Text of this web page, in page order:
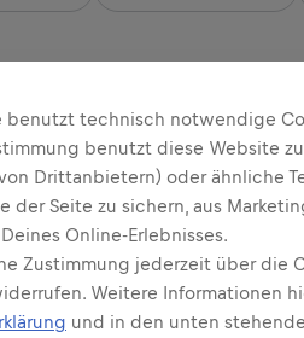
benutzt technisch notwendige
benutzt diese Website
Drittanbietern) oder ähnliche
der Seite zu sichern, aus
Online-Erlebnisses.
Zustimmung jederzeit über die
Weitere Informationen
und in den unten